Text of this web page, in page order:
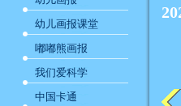
幼儿画报课堂
嘟嘟熊画报
我们爱科学
中国卡通